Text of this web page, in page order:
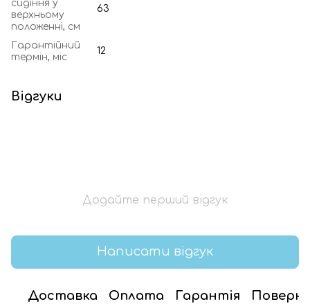
сидіння у
верхньому
положенні, см
63
Гарантійний
термін, міс
12
Відгуки
Додайте перший відгук
Написати відгук
Доставка Оплата Гарантія